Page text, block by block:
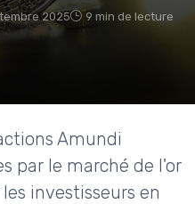
2025 9 min de lecture
Amundi
par le marché de l'or
investisseurs en